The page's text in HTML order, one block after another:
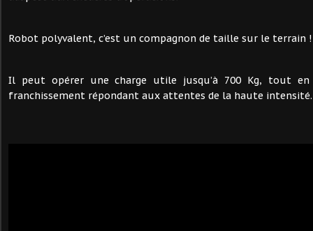
Robot polyvalent, c’est un compagnon de taille sur le terrain !
Il peut opérer une charge utile jusqu’à 700 Kg, tout en
franchissement répondant aux attentes de la haute intensité.